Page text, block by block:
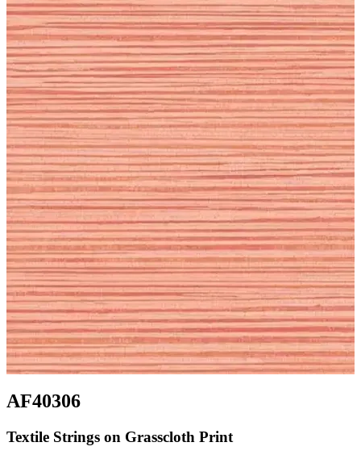
AF40306
Textile Strings on Grasscloth Print